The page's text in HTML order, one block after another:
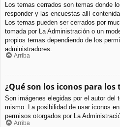
Los temas cerrados son temas donde
responder y las encuestas allí
Los temas pueden ser cerrados por
tomada por La Administración o un
propios temas dependiendo de los
administradores.
Arriba
¿Qué son los iconos para los
Son imágenes elegidas por el autor del
mismo. La posibilidad de usar iconos
permisos otorgados por La
Arriba